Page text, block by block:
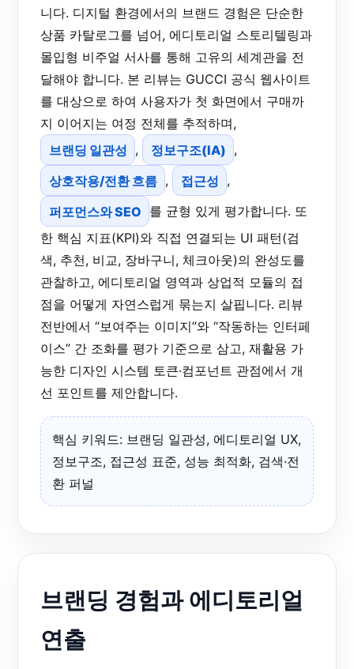
니다. 디지털 환경에서의 브랜드 경험은 단순한
상품 카탈로그를 넘어, 에디토리얼 스토리텔링과
몰입형 비주얼 서사를 통해 고유의 세계관을 전
달해야 합니다. 본 리뷰는 GUCCI 공식 웹사이트
를 대상으로 하여 사용자가 첫 화면에서 구매까
지 이어지는 여정 전체를 추적하며,
브랜딩 일관성 , 정보구조(IA) ,
상호작용/전환 흐름 , 접근성 ,
퍼포먼스와 SEO 를 균형 있게 평가합니다. 또
한 핵심 지표(KPI)와 직접 연결되는 UI 패턴(검
색, 추천, 비교, 장바구니, 체크아웃)의 완성도를
관찰하고, 에디토리얼 영역과 상업적 모듈의 접
점을 어떻게 자연스럽게 묶는지 살핍니다. 리뷰
전반에서 “보여주는 이미지”와 “작동하는 인터페
이스” 간 조화를 평가 기준으로 삼고, 재활용 가
능한 디자인 시스템 토큰·컴포넌트 관점에서 개
선 포인트를 제안합니다.
핵심 키워드: 브랜딩 일관성, 에디토리얼 UX,
정보구조, 접근성 표준, 성능 최적화, 검색·전
환 퍼널
브랜딩 경험과 에디토리얼
연출